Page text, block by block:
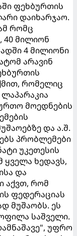
ფეხბურთის
დაიხარჯაო.
რომც
მილიონ
4 მილიონი
არავინ
რომელიც
მოედნების
და ა.შ.
პრობლემები
უკეთესის
ყველა ხედავს,
და
აქვთ, რომ
ფედერაციას
მუშაობს. ეს
საშველი.
უფრო